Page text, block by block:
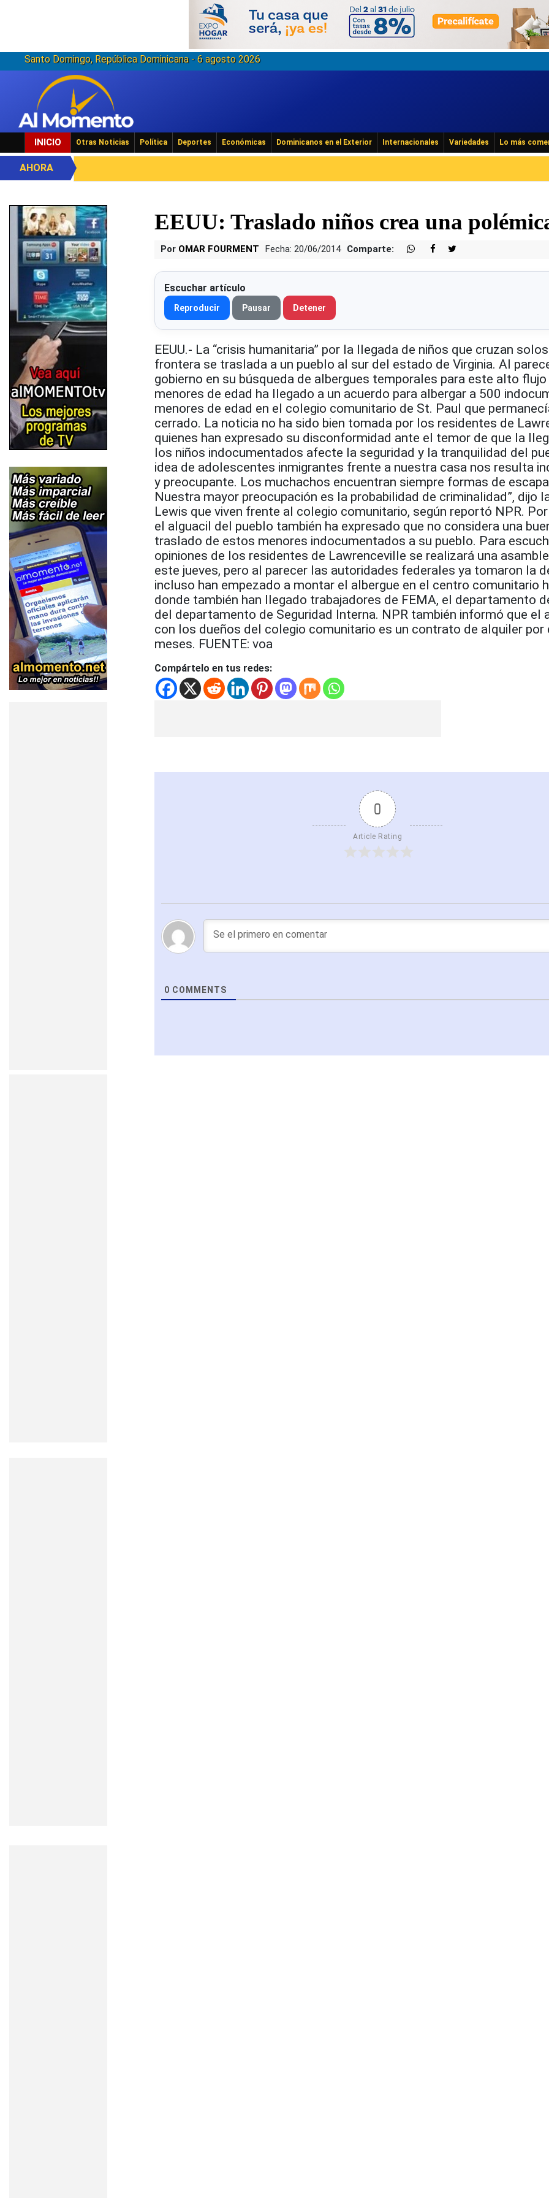
Santo Domingo, República Dominicana - 6 agosto 2026
INICIO Otras Noticias Política Deportes Económicas Dominicanos en el Exterior Internacionales Variedades Lo más
AHORA
EEUU: Traslado niños crea una
Por OMAR FOURMENT Fecha: 20/06/2014 Comparte:
Escuchar artículo
Reproducir Pausar Detener
EEUU.- La “crisis humanitaria” por la llegada de niños que cruzan
frontera se traslada a un pueblo al sur del estado de Virginia. Al
gobierno en su búsqueda de albergues temporales para este alto flujo
menores de edad ha llegado a un acuerdo para albergar a 500
menores de edad en el colegio comunitario de St. Paul que
cerrado. La noticia no ha sido bien tomada por los residentes de
quienes han expresado su disconformidad ante el temor de que la
los niños indocumentados afecte la seguridad y la tranquilidad del
idea de adolescentes inmigrantes frente a nuestra casa nos resulta
y preocupante. Los muchachos encuentran siempre formas de
Nuestra mayor preocupación es la probabilidad de criminalidad”, dijo
Lewis que viven frente al colegio comunitario, según reportó NPR.
el alguacil del pueblo también ha expresado que no considera una
traslado de estos menores indocumentados a su pueblo. Para
opiniones de los residentes de Lawrenceville se realizará una
este jueves, pero al parecer las autoridades federales ya tomaron la
incluso han empezado a montar el albergue en el centro comunitario
donde también han llegado trabajadores de FEMA, el departamento
del departamento de Seguridad Interna. NPR también informó que el
con los dueños del colegio comunitario es un contrato de alquiler por
meses. FUENTE: voa
Compártelo en tus redes:
0
Article Rating
0 COMMENTS